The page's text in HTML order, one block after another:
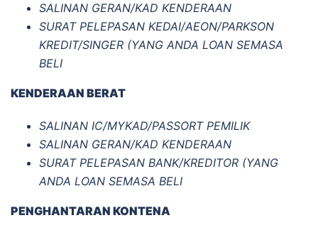
SALINAN GERAN/KAD KENDERAAN
SURAT PELEPASAN KEDAI/AEON/PARKSON
KREDIT/SINGER (YANG ANDA LOAN SEMASA
BELI
KENDERAAN BERAT
SALINAN IC/MYKAD/PASSORT PEMILIK
SALINAN GERAN/KAD KENDERAAN
SURAT PELEPASAN BANK/KREDITOR (YANG
ANDA LOAN SEMASA BELI
PENGHANTARAN KONTENA